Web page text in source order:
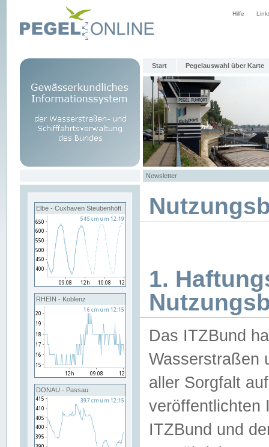
Hilfe
Start Pegelauswahl über Karte
Newsletter
Elbe - Cuxhaven Steubenhöft
RHEIN - Koblenz
DONAU - Passau
1.
Das ITZBund
Wasserstraßen
aller Sorgfalt
veröffentlichten
ITZBund und